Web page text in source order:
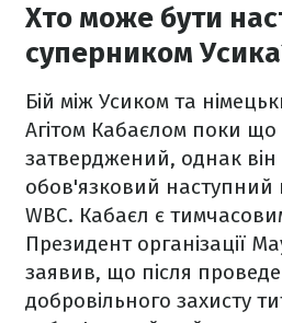
Хто може бути
суперником
Бій між Усиком та
Агітом Кабаєлом поки що
затверджений, однак він
обов'язковий наступний
WBC. Кабаєл є
Президент організації
заявив, що після
добровільного захисту